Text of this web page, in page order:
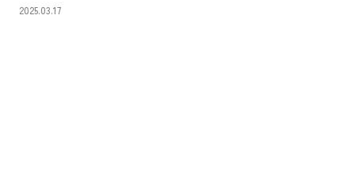
2025.03.17